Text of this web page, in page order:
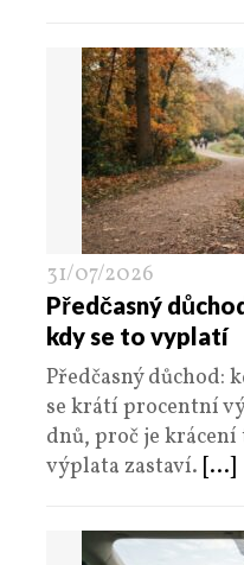
31/07/2026
Předčasný
kdy se to vyplatí
Předčasný důchod:
se krátí procentní
dnů, proč je
výplata zastaví. [...]